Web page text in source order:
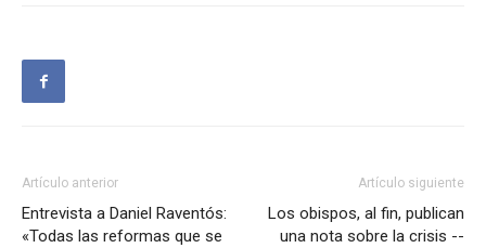
Artículo anterior
Entrevista a Daniel Raventós:
«Todas las reformas que se
Artículo siguiente
Los obispos, al fin, publican
una nota sobre la crisis --